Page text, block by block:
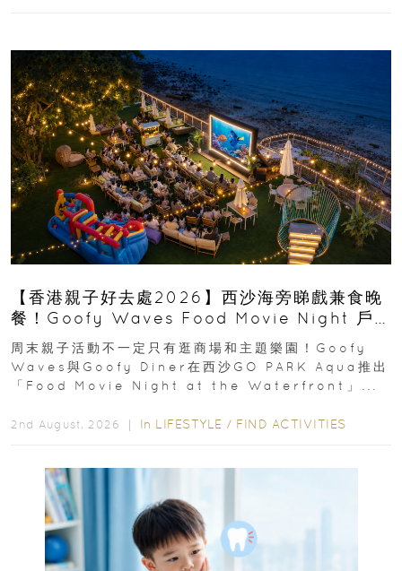
【香港親子好去處2026】西沙海旁睇戲兼食晚
餐！Goofy Waves Food Movie Night 戶
外影院逢週末登場
周末親子活動不一定只有逛商場和主題樂園！Goofy
Waves與Goofy Diner在西沙GO PARK Aqua推出
「Food Movie Night at the Waterfront」...
2nd August, 2026 ｜ In LIFESTYLE / FIND ACTIVITIES